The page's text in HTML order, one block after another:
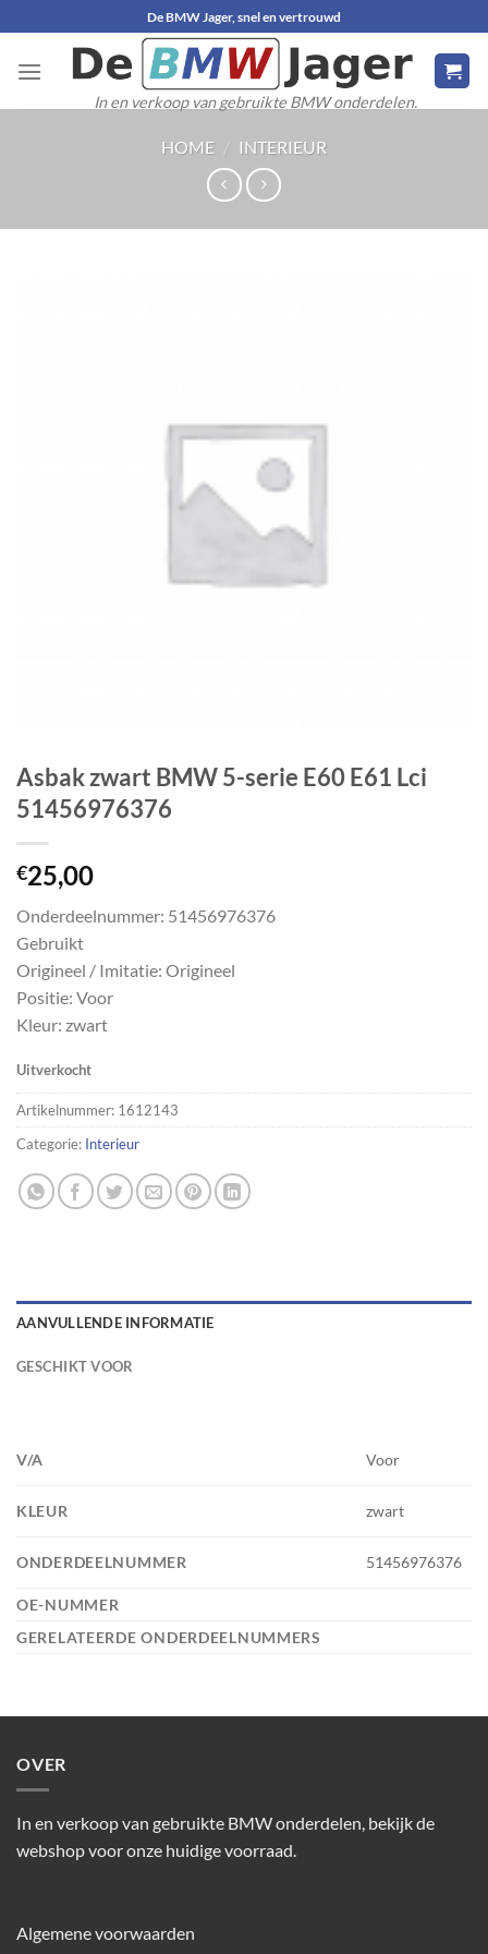
naar
inhoud
De BMW Jager, snel en vertrouwd
In en verkoop van gebruikte BMW onderdelen.
HOME / INTERIEUR
Asbak zwart BMW 5-serie E60 E61 Lci
51456976376
€25,00
Onderdeelnummer: 51456976376
Gebruikt
Origineel / Imitatie: Origineel
Positie: Voor
Kleur: zwart
Uitverkocht
Artikelnummer: 1612143
Categorie: Interieur
AANVULLENDE INFORMATIE
GESCHIKT VOOR
V/A Voor
KLEUR zwart
ONDERDEELNUMMER 51456976376
OE-NUMMER
GERELATEERDE ONDERDEELNUMMERS
OVER
In en verkoop van gebruikte BMW onderdelen, bekijk de
webshop voor onze huidige voorraad.
Algemene voorwaarden